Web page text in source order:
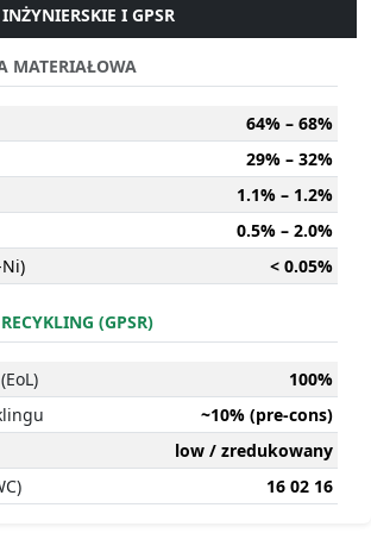
I GPSR
MATERIAŁOWA
64% – 68%
29% – 32%
1.1% – 1.2%
0.5% – 2.0%
< 0.05%
(GPSR)
100%
~10% (pre-cons)
low / zredukowany
16 02 16